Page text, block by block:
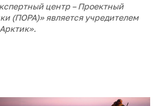
центр – Проектный
(ПОРА)» является учредителем